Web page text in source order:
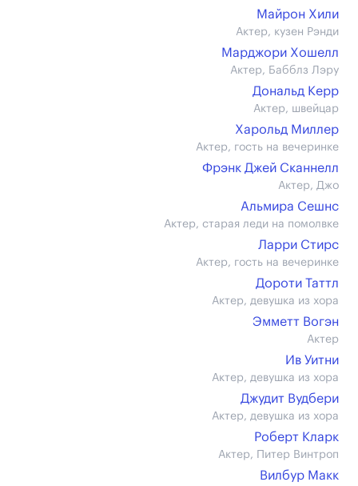
Майрон Хили
Актер, кузен Рэнди
Марджори Хошелл
Актер, Бабблз Лэру
Дональд Керр
Актер, швейцар
Харольд Миллер
Актер, гость на вечеринке
Фрэнк Джей Сканнелл
Актер, Джо
Альмира Сешнс
Актер, старая леди на помолвке
Ларри Стирс
Актер, гость на вечеринке
Дороти Таттл
Актер, девушка из хора
Эмметт Вогэн
Актер
Ив Уитни
Актер, девушка из хора
Джудит Вудбери
Актер, девушка из хора
Роберт Кларк
Актер, Питер Винтроп
Вилбур Макк